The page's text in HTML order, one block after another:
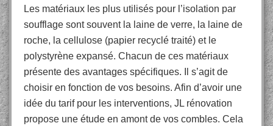
Les matériaux les plus utilisés pour l’isolation par
soufflage sont souvent la laine de verre, la laine de
roche, la cellulose (papier recyclé traité) et le
polystyrène expansé. Chacun de ces matériaux
présente des avantages spécifiques. Il s’agit de
choisir en fonction de vos besoins. Afin d’avoir une
idée du tarif pour les interventions, JL rénovation
propose une étude en amont de vos combles. Cela